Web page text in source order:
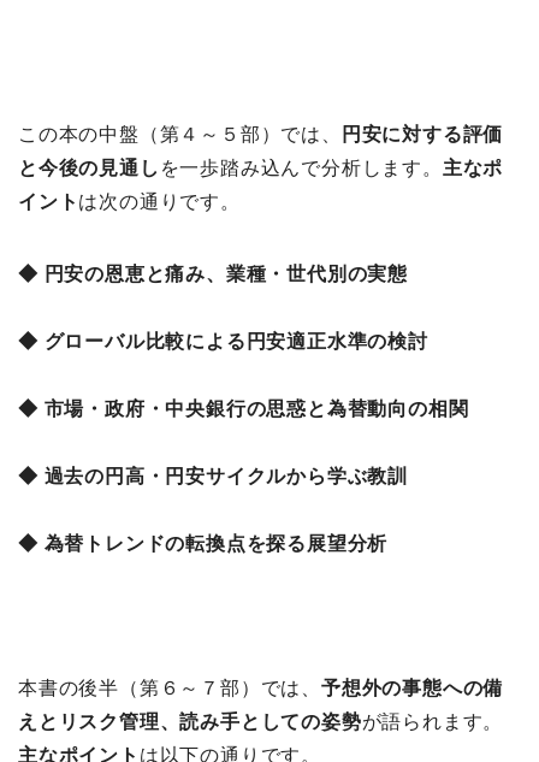
この本の中盤（第４～５部）では、
円安に対する評価
と今後の見通し を一歩踏み込んで分析します。 主なポ
イント は次の通りです。
◆ 円安の恩恵と痛み、業種・世代別の実態
◆ グローバル比較による円安適正水準の検討
◆ 市場・政府・中央銀行の思惑と為替動向の相関
◆ 過去の円高・円安サイクルから学ぶ教訓
◆ 為替トレンドの転換点を探る展望分析
本書の後半（第６～７部）では、 予想外の事態への備
えとリスク管理、読み手としての姿勢が語られます。
主なポイント は以下の通りです。